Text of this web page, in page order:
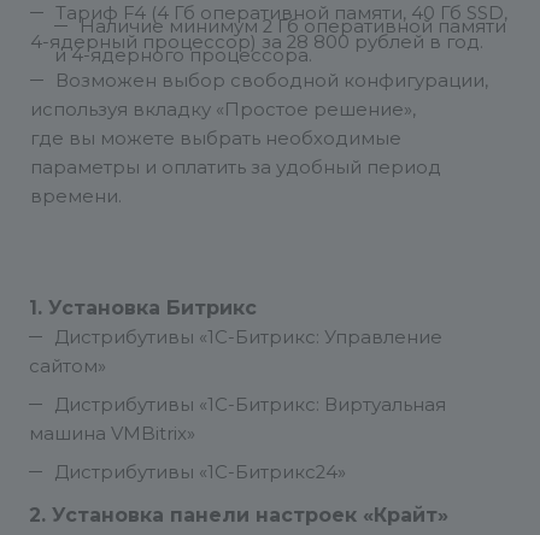
Наличие минимум 2 Гб оперативной памяти
и 4-ядерного процессора.
Тариф F4 (4 Гб оперативной памяти, 40 Гб SSD,
4-ядерный процессор) за 28 800 рублей в год.
Возможен выбор свободной конфигурации,
используя вкладку «Простое решение»,
где вы можете выбрать необходимые
параметры и оплатить за удобный период
времени.
1. Установка Битрикс
Дистрибутивы «1С-Битрикс: Управление
сайтом»
Дистрибутивы «1C-Битрикс: Виртуальная
машина VMBitrix»
Дистрибутивы «1С-Битрикс24»
2. Установка панели настроек «Крайт»